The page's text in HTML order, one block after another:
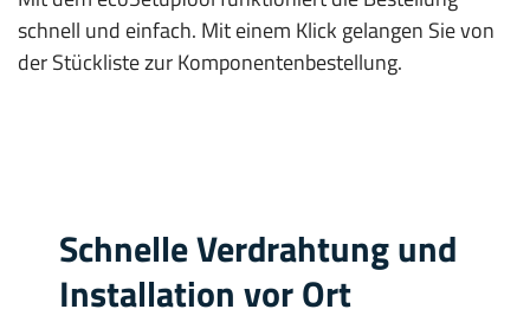
schnell und einfach. Mit einem Klick gelangen Sie von
der Stückliste zur Komponentenbestellung.
Schnelle Verdrahtung und
Installation vor Ort